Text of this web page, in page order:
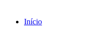
Início